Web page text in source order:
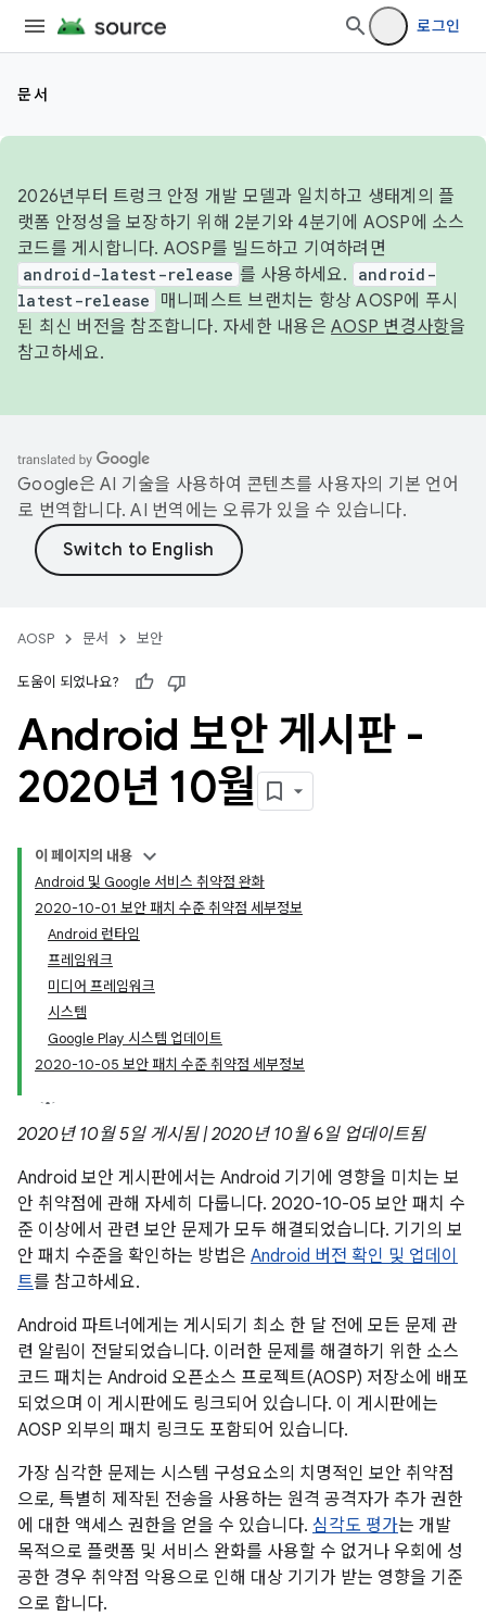
로그인
문서
2026년부터 트렁크 안정 개발 모델과 일치하고 생태계의 플
랫폼 안정성을 보장하기 위해 2분기와 4분기에 AOSP에 소스
코드를 게시합니다. AOSP를 빌드하고 기여하려면
android-latest-release 를 사용하세요.
android-
latest-release
매니페스트 브랜치는 항상 AOSP에 푸시
된 최신 버전을 참조합니다. 자세한 내용은 AOSP 변경사항을
참고하세요.
Google은 AI 기술을 사용하여 콘텐츠를 사용자의 기본 언어
로 번역합니다. AI 번역에는 오류가 있을 수 있습니다.
AOSP 문서 보안
도움이 되었나요?
Android 보안 게시판 -
2020년 10월
이 페이지의 내용
Android 및 Google 서비스 취약점 완화
2020-10-01 보안 패치 수준 취약점 세부정보
Android 런타임
프레임워크
미디어 프레임워크
시스템
Google Play 시스템 업데이트
2020-10-05 보안 패치 수준 취약점 세부정보
2020년 10월 5일 게시됨 | 2020년 10월 6일 업데이트됨
Android 보안 게시판에서는 Android 기기에 영향을 미치는 보
안 취약점에 관해 자세히 다룹니다. 2020-10-05 보안 패치 수
준 이상에서 관련 보안 문제가 모두 해결되었습니다. 기기의 보
안 패치 수준을 확인하는 방법은 Android 버전 확인 및 업데이
트를 참고하세요.
Android 파트너에게는 게시되기 최소 한 달 전에 모든 문제 관
련 알림이 전달되었습니다. 이러한 문제를 해결하기 위한 소스
코드 패치는 Android 오픈소스 프로젝트(AOSP) 저장소에 배포
되었으며 이 게시판에도 링크되어 있습니다. 이 게시판에는
AOSP 외부의 패치 링크도 포함되어 있습니다.
가장 심각한 문제는 시스템 구성요소의 치명적인 보안 취약점
으로, 특별히 제작된 전송을 사용하는 원격 공격자가 추가 권한
에 대한 액세스 권한을 얻을 수 있습니다. 심각도 평가는 개발
목적으로 플랫폼 및 서비스 완화를 사용할 수 없거나 우회에 성
공한 경우 취약점 악용으로 인해 대상 기기가 받는 영향을 기준
으로 합니다.